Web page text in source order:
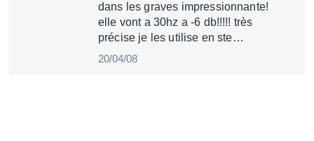
dans les graves impressionnante!
elle vont a 30hz a -6 db!!!!! très
précise je les utilise en ste…
20/04/08